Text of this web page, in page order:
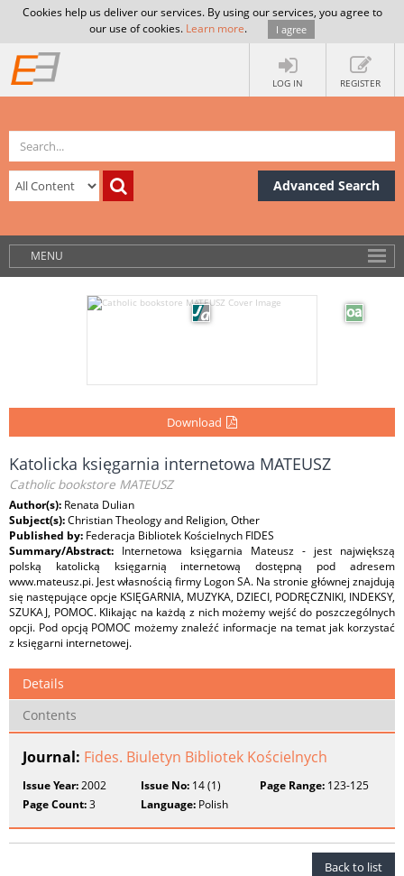
Cookies help us deliver our services. By using our services, you agree to
our use of cookies. Learn more. I agree
LOG IN REGISTER
Advanced Search
MENU
Download
Katolicka księgarnia internetowa MATEUSZ
Catholic bookstore MATEUSZ
Author(s): Renata Dulian
Subject(s):Christian Theology and Religion, Other
Published by: Federacja Bibliotek Kościelnych FIDES
Summary/Abstract: Internetowa księgarnia Mateusz - jest największą
polską katolicką księgarnią internetową dostępną pod adresem
www.mateusz.pi. Jest własnością firmy Logon SA. Na stronie głównej znajdują
się następujące opcje KSIĘGARNIA, MUZYKA, DZIECI, PODRĘCZNIKI, INDEKSY,
SZUKAJ, POMOC. Klikając na każdą z nich możemy wejść do poszczególnych
opcji. Pod opcją POMOC możemy znaleźć informacje na temat jak korzystać
z księgarni internetowej.
Details
Contents
Journal: Fides. Biuletyn Bibliotek Kościelnych
Issue Year:2002 Issue No: 14 (1) Page Range:123-125
Page Count:3 Language: Polish
Back to list